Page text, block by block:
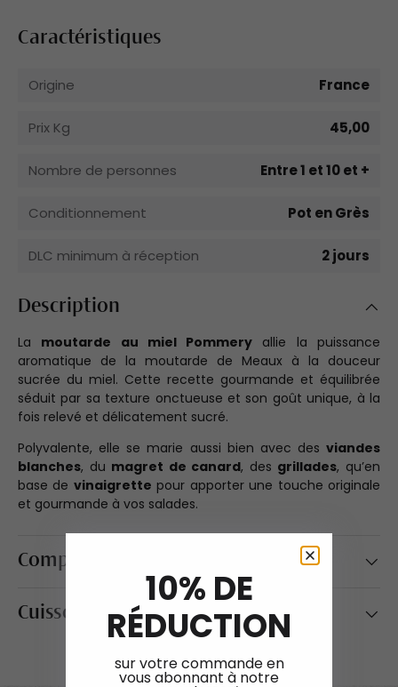
Description
La moutarde au miel Pommery allie la puissance
aromatique de la moutarde de Meaux à la douceur
sucrée du miel. Cette recette gourmande et équilibrée
séduit par sa texture onctueuse et son goût unique, à la
fois relevé et délicatement sucré.
Polyvalente, elle se marie aussi bien avec des viandes
blanches, du magret de canard, des grillades, qu’en
base de vinaigrette pour apporter une touche originale
et gourmande à vos salades.
Composition et allergènes
Cuisson et préparation
Caractéristiques
Origine France
Prix Kg 45,00
Nombre de personnes Entre 1 et 10 et +
Conditionnement Pot en Grès
DLC minimum à réception 2 jours
10% DE
RÉDUCTION
sur votre commande en
vous abonnant à notre